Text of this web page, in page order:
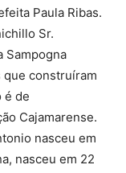
Paula Ribas.
Sr.
Sampogna
que construíram
é de
Cajamarense.
nasceu em
nasceu em 22